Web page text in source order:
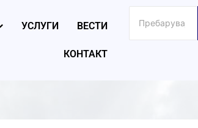
УСЛУГИ ВЕСТИ
КОНТАКТ